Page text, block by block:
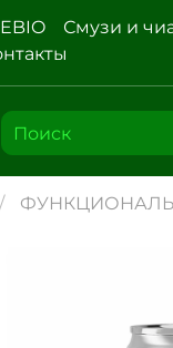
Смузи и